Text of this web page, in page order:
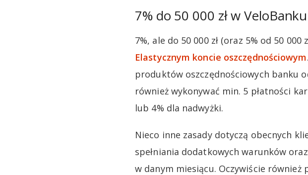
7% do 50 000 zł w VeloBanku
7%, ale do 50 000 zł (oraz 5% od 50
Elastycznym koncie oszczędnościowym
produktów oszczędnościowych banku
również wykonywać min. 5 płatności
lub 4% dla nadwyżki.
Nieco inne zasady dotyczą obecnych
spełniania dodatkowych warunków
w danym miesiącu. Oczywiście